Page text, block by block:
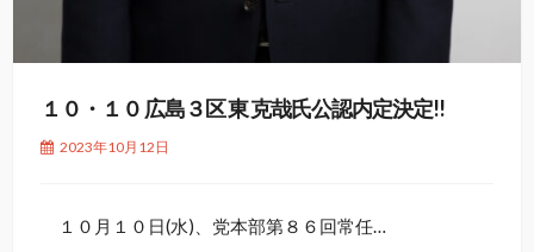
１０・１０ 広島３区 東 克哉氏公認内定決定!!
2023年10月12日
１０月１０日(水)、党本部第８６回常任…